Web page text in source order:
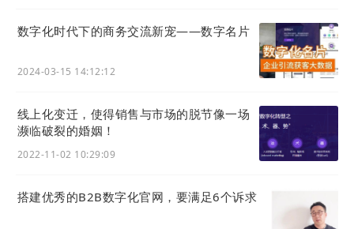
一集”，能让管理者在DMP学到的战略思维真正转化
品LTD营销枢纽云系统，为项目提供了实战底座，真
正解决了企业转型的“最后一公里”问题。
数字化时代下的商务交流新宠——数字名片
2024-03-15 14:12:12
线上化变迁，使得销售与市场的脱节像一场
濒临破裂的婚姻！
2022-11-02 10:29:09
搭建优秀的B2B数字化官网，要满足6个诉求